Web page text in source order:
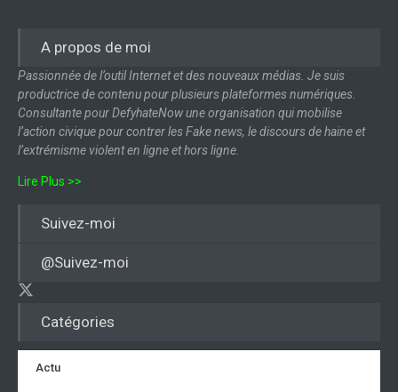
Catégories
Actu
A propos de moi
Passionnée de l’outil Internet et des nouveaux médias. Je suis
productrice de contenu pour plusieurs plateformes numériques.
Consultante pour DefyhateNow une organisation qui mobilise
l’action civique pour contrer les Fake news, le discours de haine et
l’extrémisme violent en ligne et hors ligne.
Lire Plus >>
Suivez-moi
@Suivez-moi